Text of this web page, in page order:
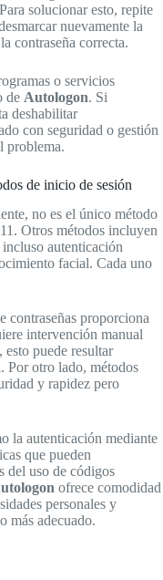
solucionar esto, repite
nuevamente la
contraseña correcta.
o servicios
de Autologon. Si
deshabilitar
con seguridad o gestión
problema.
de inicio de sesión
no es el único método
Otros métodos incluyen
autenticación
facial. Cada uno
contraseñas proporciona
intervención manual
puede resultar
Por otro lado, métodos
y rapidez pero
la autenticación mediante
que pueden
del uso de códigos
ofrece comodidad
personales y
más adecuado.